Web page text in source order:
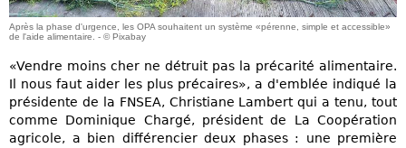
Après la phase d'urgence, les OPA souhaitent un système «pérenne, simple et accessible»
de l'aide alimentaire. - © Pixabay
«Vendre moins cher ne détruit pas la précarité alimentaire.
Il nous faut aider les plus précaires», a d'emblée indiqué la
présidente de la FNSEA, Christiane Lambert qui a tenu, tout
comme Dominique Chargé, président de La Coopération
agricole, a bien différencier deux phases : une première